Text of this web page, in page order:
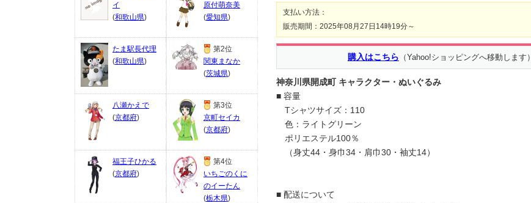
イ
(和歌山県)
たま駅長代理
(和歌山県)
八瀬かえで
(京都府)
福王子ひかる
(京都府)
原付萌奈美
(愛知県)
第2位
関東まなか
(茨城県)
第3位
京町セイカ
(京都府)
第4位
いちごのくに
のイーたん
(栃木県)
支払い方法：
販売期間：2025年08月27日14時19分～
購入はこちら （Yahoo!ショッピングへ移動します）
神奈川県開成町 キャラクター・ぬいぐるみ
■ 容量
Tシャツサイズ：110
色：ライトグリーン
ポリエステル100％
（身丈44・身巾34・肩巾30・袖丈14）
■ 配送について